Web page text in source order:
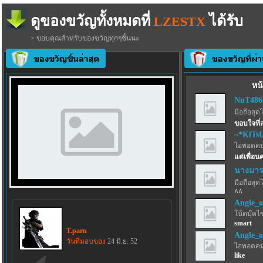
ดูของขวัญทั้งหมดที่ LZESTX ได้รับ
> ขอบคุณสำหรับของขวัญทุกๆชิ้นนะ
T.parn
วันที่มอบของ 24 มิ.ย. 52
ห
มือถือสุด
ขอบใจที่
ไอพอดค
แด่เพื่อน
นางมา
มือถือสุด
^^
โน้ตบุ๊คไ
smart
ไอพอดค
like